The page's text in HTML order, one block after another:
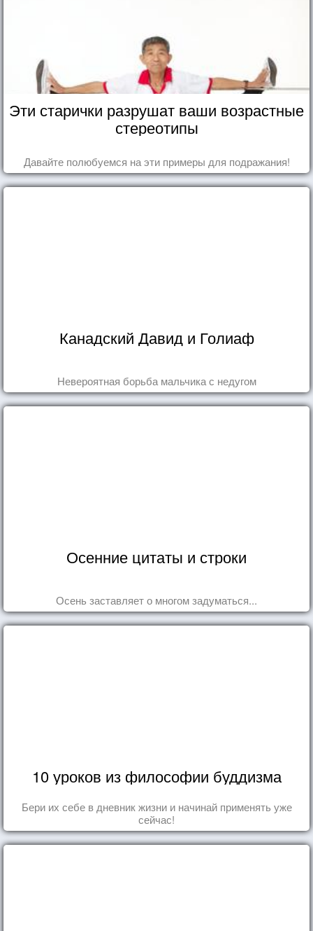
Эти старички разрушат ваши возрастные
стереотипы
Давайте полюбуемся на эти примеры для подражания!
Канадский Давид и Голиаф
Невероятная борьба мальчика с недугом
Осенние цитаты и строки
Осень заставляет о многом задуматься...
10 уроков из философии буддизма
Бери их себе в дневник жизни и начинай применять уже
сейчас!